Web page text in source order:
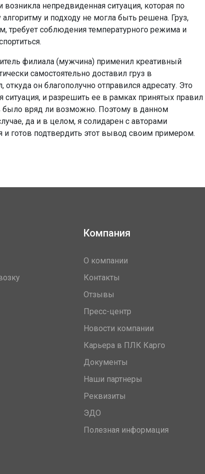
возникла непредвиденная ситуация, которая по
алгоритму и подходу не могла быть решена. Груз,
требует соблюдения температурного режима и
филиала (мужчина) применил креативный
самостоятельно доставил груз в
откуда он благополучно отправился адресату. Это
ситуация, и разрешить ее в рамках принятых правил
было вряд ли возможно. Поэтому в данном
да и в целом, я солидарен с авторами
и готов подтвердить этот вывод своим примером.
Компания
О компании
Контакты
Отзывы
Пресс-центр
Новости компании
Карьера в ПЛК Карго
Документы
Наши партнеры
Реквизиты
ЭДО
Полезная информация